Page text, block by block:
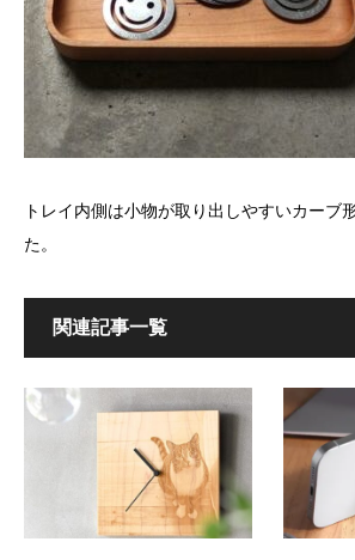
トレイ内側は小物が取り出しやすいカーブ
た。
関連記事一覧